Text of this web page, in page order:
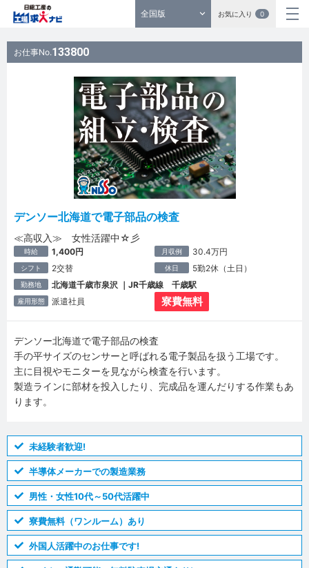
全国版 お気に入り 0
お仕事No.133800
デンソー北海道で電子部品の検査
≪高収入≫ 女性活躍中☆彡
時給 1,400円 月収例 30.4万円
シフト 2交替 休日 5勤2休（土日）
勤務地 北海道千歳市泉沢 ｜JR千歳線 千歳駅
雇用形態 派遣社員 寮費無料
デンソー北海道で電子部品の検査
手の平サイズのセンサーと呼ばれる電子製品を扱う工場です。
主に目視やモニターを見ながら検査を行います。
製造ラインに部材を投入したり、完成品を運んだりする作業もあ
ります。
未経験者歓迎!
半導体メーカーでの製造業務
男性・女性10代～50代活躍中
寮費無料（ワンルーム）あり
外国人活躍中のお仕事です!